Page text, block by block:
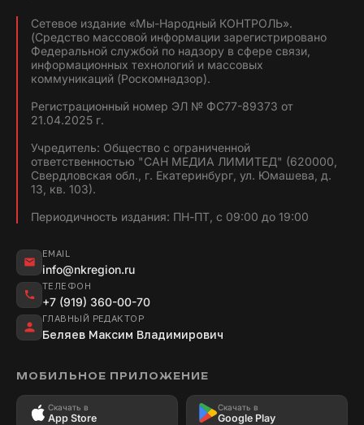
Сетевое издание «Мы-Народный КОНТРОЛЬ».
(Средство массовой информации зарегистрировано
Федеральной службой по надзору в сфере связи,
информационных технологий и массовых
коммуникаций (Роскомнадзор).
Регистрационный номер ЭЛ № ФС77-89373 от
21.04.2025 г.
Учредитель: Общество с ограниченной
ответственностью "САН МЕДИА ЛИМИТЕД" (620000,
Свердловская обл., г. Екатеринбург, ул. Юмашева, д.
13, кв. 103).
Периодичность издания: ПН-ПТ, с 09:00 до 19:00
EMAIL
info@nkregion.ru
ТЕЛЕФОН
+7 (919) 360-00-70
ГЛАВНЫЙ РЕДАКТОР
Беляев Максим Владимирович
МОБИЛЬНОЕ ПРИЛОЖЕНИЕ
Скачать в
App Store
Скачать в
Google Play